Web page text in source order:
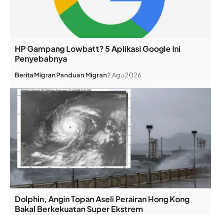
HP Gampang Lowbatt? 5 Aplikasi Google Ini
Penyebabnya
BeritaMigranPanduan Migran2 Agu 2026
Dolphin, Angin Topan Aseli Perairan Hong Kong
Bakal Berkekuatan Super Ekstrem